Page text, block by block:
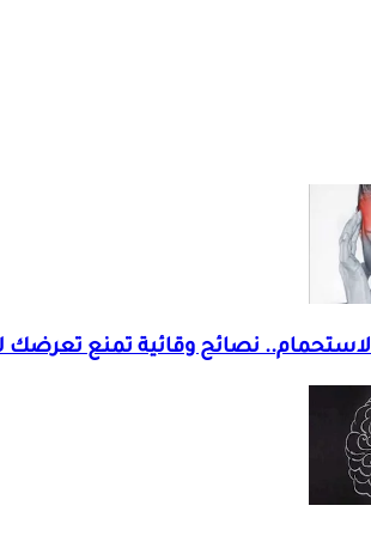
نصائح وقائية تمنع تعرضك